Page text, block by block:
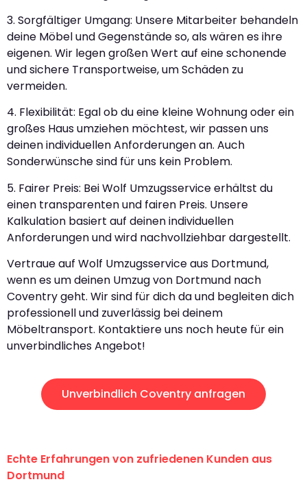
3. Sorgfältiger Umgang: Unsere Mitarbeiter behandeln
deine Möbel und Gegenstände so, als wären es ihre
eigenen. Wir legen großen Wert auf eine schonende
und sichere Transportweise, um Schäden zu
vermeiden.
4. Flexibilität: Egal ob du eine kleine Wohnung oder ein
großes Haus umziehen möchtest, wir passen uns
deinen individuellen Anforderungen an. Auch
Sonderwünsche sind für uns kein Problem.
5. Fairer Preis: Bei Wolf Umzugsservice erhältst du
einen transparenten und fairen Preis. Unsere
Kalkulation basiert auf deinen individuellen
Anforderungen und wird nachvollziehbar dargestellt.
Vertraue auf Wolf Umzugsservice aus Dortmund,
wenn es um deinen Umzug von Dortmund nach
Coventry geht. Wir sind für dich da und begleiten dich
professionell und zuverlässig bei deinem
Möbeltransport. Kontaktiere uns noch heute für ein
unverbindliches Angebot!
Unverbindlich Coventry anfragen
Echte Erfahrungen von zufriedenen Kunden aus
Dortmund